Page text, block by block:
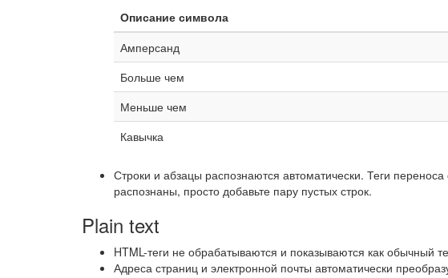
Описание символа
Амперсанд
Больше чем
Меньше чем
Кавычка
Строки и абзацы распознаются автоматически. Теги
распознаны, просто добавьте пару пустых строк.
Plain text
HTML-теги не обрабатываются и показываются как обычный
Адреса страниц и электронной почты автоматически